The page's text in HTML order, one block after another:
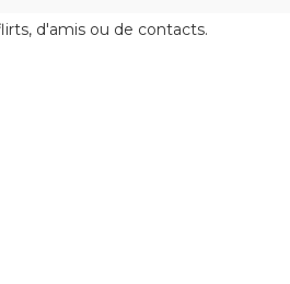
d'amis ou de contacts.